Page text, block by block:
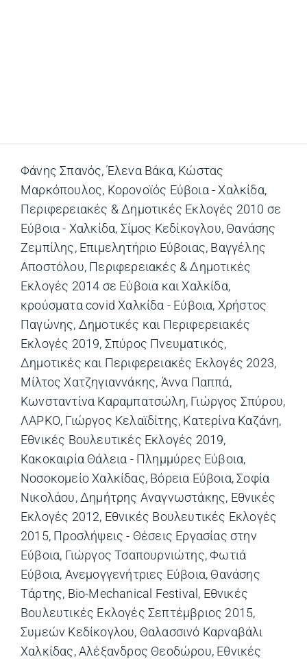
Φάνης Σπανός,Έλενα Βάκα, Κώστας
Μαρκόπουλος, Κορονοϊός Εύβοια - Χαλκίδα,
Περιφερειακές & Δημοτικές Εκλογές 2010 σε
Εύβοια - Χαλκίδα, Σίμος Κεδίκογλου, Θανάσης
Ζεμπίλης, Επιμελητήριο Εύβοιας, Βαγγέλης
Αποστόλου, Περιφερειακές & Δημοτικές
Εκλογές 2014 σε Εύβοια και Χαλκίδα,
κρούσματα covid Χαλκίδα - Εύβοια, Χρήστος
Παγώνης, Δημοτικές και Περιφερειακές
Εκλογές 2019, Σπύρος Πνευματικός,
Δημοτικές και Περιφερειακές Εκλογές 2023,
Μίλτος Χατζηγιαννάκης, Άννα Παππά,
Κωνσταντίνα Καραμπατσώλη, Γιώργος Σπύρου,
ΛΑΡΚΟ, Γιώργος Κελαϊδίτης, Κατερίνα Καζάνη,
Εθνικές Βουλευτικές Εκλογές 2019,
Κακοκαιρία Θάλεια - Πλημμύρες Εύβοια,
Νοσοκομείο Χαλκίδας, Βόρεια Εύβοια,Σοφία
Νικολάου,Δημήτρης Αναγνωστάκης, Εθνικές
Εκλογές 2012, Εθνικές Βουλευτικές Εκλογές
2015, Προσλήψεις - Θέσεις Εργασίας στην
Εύβοια, Γιώργος Τσαπουρνιώτης,Φωτιά
Εύβοια, Ανεμογγενήτριες Εύβοια, Θανάσης
Τάρτης, Bio-Mechanical Festival , Εθνικές
Βουλευτικές Εκλογές Σεπτέμβριος 2015,
Συμεών Κεδίκογλου, Θαλασσινό Καρναβάλι
Χαλκίδας,Αλέξανδρος Θεοδώρου, Εθνικές